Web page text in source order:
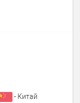
- Китай